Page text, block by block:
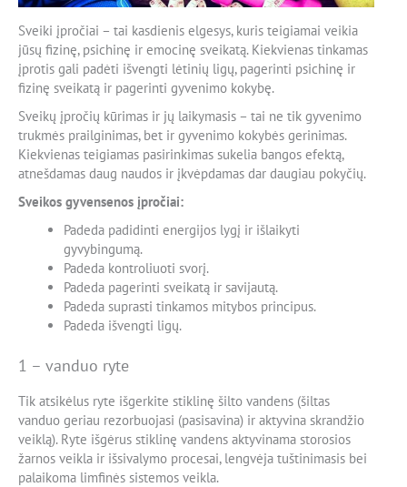
Sveiki įpročiai – tai kasdienis elgesys, kuris teigiamai veikia
jūsų fizinę, psichinę ir emocinę sveikatą. Kiekvienas tinkamas
įprotis gali padėti išvengti lėtinių ligų, pagerinti psichinę ir
fizinę sveikatą ir pagerinti gyvenimo kokybę.
Sveikų įpročių kūrimas ir jų laikymasis – tai ne tik gyvenimo
trukmės prailginimas, bet ir gyvenimo kokybės gerinimas.
Kiekvienas teigiamas pasirinkimas sukelia bangos efektą,
atnešdamas daug naudos ir įkvėpdamas dar daugiau pokyčių.
Sveikos gyvensenos įpročiai:
Padeda padidinti energijos lygį ir išlaikyti
gyvybingumą.
Padeda kontroliuoti svorį.
Padeda pagerinti sveikatą ir savijautą.
Padeda suprasti tinkamos mitybos principus.
Padeda išvengti ligų.
1 – vanduo ryte
Tik atsikėlus ryte išgerkite stiklinę šilto vandens (šiltas
vanduo geriau rezorbuojasi (pasisavina) ir aktyvina skrandžio
veiklą). Ryte išgėrus stiklinę vandens aktyvinama storosios
žarnos veikla ir išsivalymo procesai, lengvėja tuštinimasis bei
palaikoma limfinės sistemos veikla.